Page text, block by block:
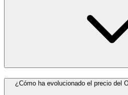
¿Cómo ha evolucionado el precio del